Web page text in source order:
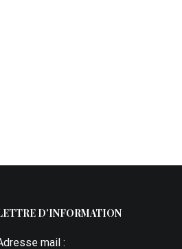
D’INFORMATION
mail :